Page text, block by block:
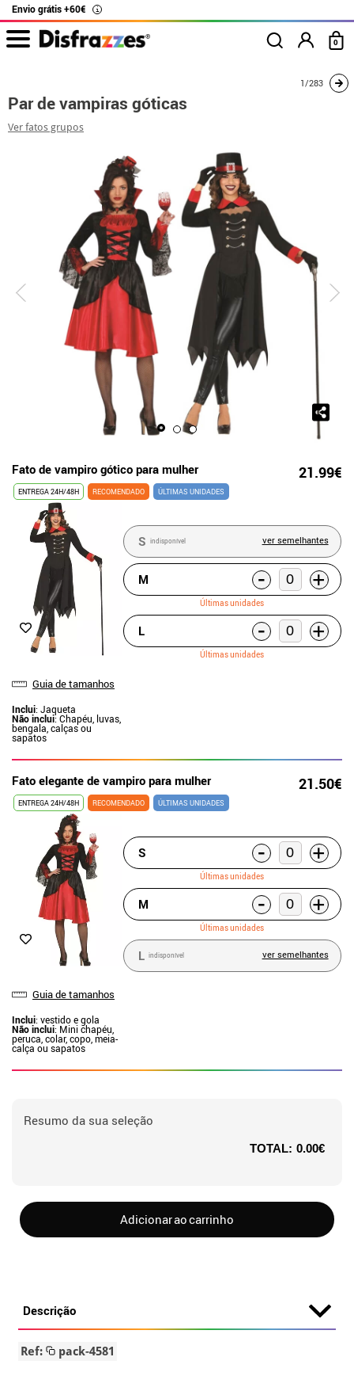
Envio grátis +60€ i
0
1/283
Par de vampiras góticas
Ver fatos grupos
Fato de vampiro gótico para mulher 21.99€
ENTREGA 24H/48H RECOMENDADO ÚLTIMAS UNIDADES
Guia de tamanhos
Inclui: Jaqueta
Não inclui: Chapéu, luvas,
bengala, calças ou
sapatos
S indisponível ver semelhantes
M - +
Últimas unidades
L - +
Últimas unidades
Fato elegante de vampiro para mulher 21.50€
ENTREGA 24H/48H RECOMENDADO ÚLTIMAS UNIDADES
Guia de tamanhos
Inclui: vestido e gola
Não inclui: Mini chapéu,
peruca, colar, copo, meia-
calça ou sapatos
S - +
Últimas unidades
M - +
Últimas unidades
L indisponível ver semelhantes
Resumo da sua seleção
TOTAL: 0.00€
Adicionar ao carrinho
Descrição
Ref: pack-4581